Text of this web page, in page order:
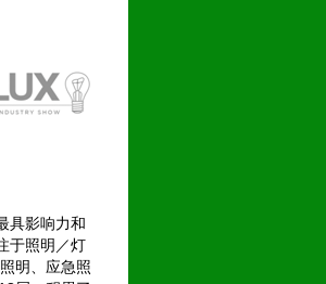
具影响力和
于照明／灯
明、应急照